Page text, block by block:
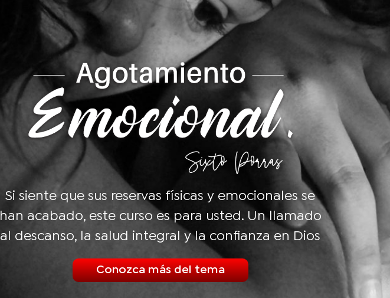
Si siente que sus reservas físicas y emocionales se
han acabado, este curso es para usted. Un llamado
al descanso, la salud integral y la confianza en Dios
Conozca más del tema